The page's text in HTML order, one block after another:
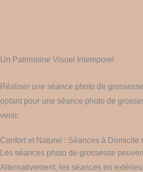
Un Patrimoine Visuel Intemporel
Réaliser une séance photo de
optant pour une séance photo de
venir.
Confort et Naturel : Séances à Domicile
Les séances photo de grossesse
Alternativement, les séances en